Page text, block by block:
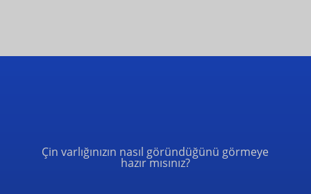
Çin varlığınızın nasıl göründüğünü görmeye
hazır mısınız?